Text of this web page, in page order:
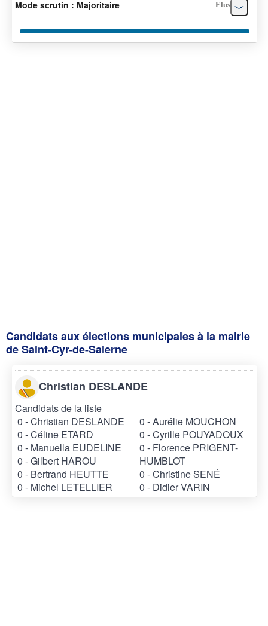
Mode scrutin : Majoritaire Elus
Candidats aux élections municipales à la mairie
de Saint-Cyr-de-Salerne
Christian DESLANDE
Candidats de la liste
0 - Christian DESLANDE
0 - Céline ETARD
0 - Manuella EUDELINE
0 - Gilbert HAROU
0 - Bertrand HEUTTE
0 - Michel LETELLIER
0 - Aurélie MOUCHON
0 - Cyrille POUYADOUX
0 - Florence PRIGENT-
HUMBLOT
0 - Christine SENÉ
0 - Didier VARIN